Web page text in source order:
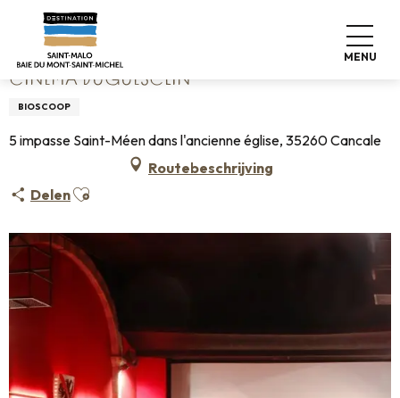
contenu
principal
MENU
Home Cinéma Duguesclin
CINÉMA DUGUESCLIN
BIOSCOOP
5 impasse Saint-Méen dans l'ancienne église, 35260 Cancale
Routebeschrijving
DelenAjouter aux favoris